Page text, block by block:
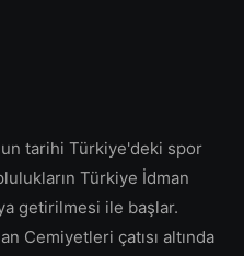
tarihi Türkiye'deki spor
Türkiye İdman
getirilmesi ile başlar.
Cemiyetleri çatısı altında